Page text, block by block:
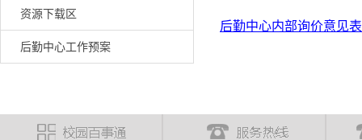
资源下载区
后勤中心工作预案
后勤中心内部询价意见